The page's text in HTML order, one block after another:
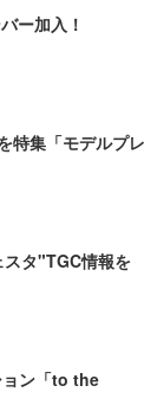
ー加入！
特集「モデルプレ
タ"TGC情報を
ン「to the